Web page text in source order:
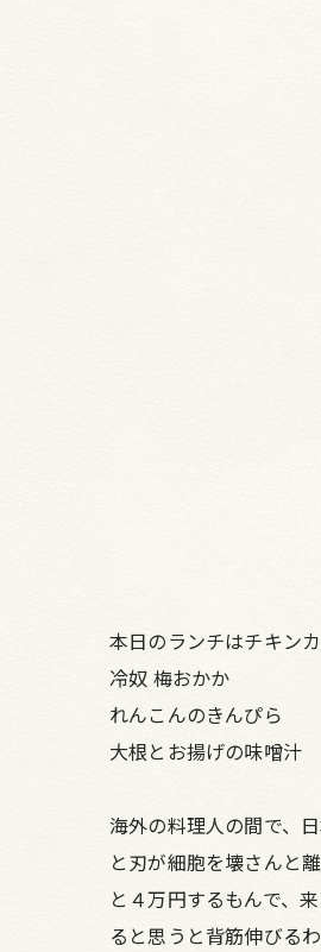
本日のランチはチキンカ
冷奴 梅おかか
れんこんのきんぴら
大根とお揚げの味噌汁
海外の料理人の間で、
と刃が細胞を壊さんと
と４万円するもんで、
ると思うと背筋伸びるわ